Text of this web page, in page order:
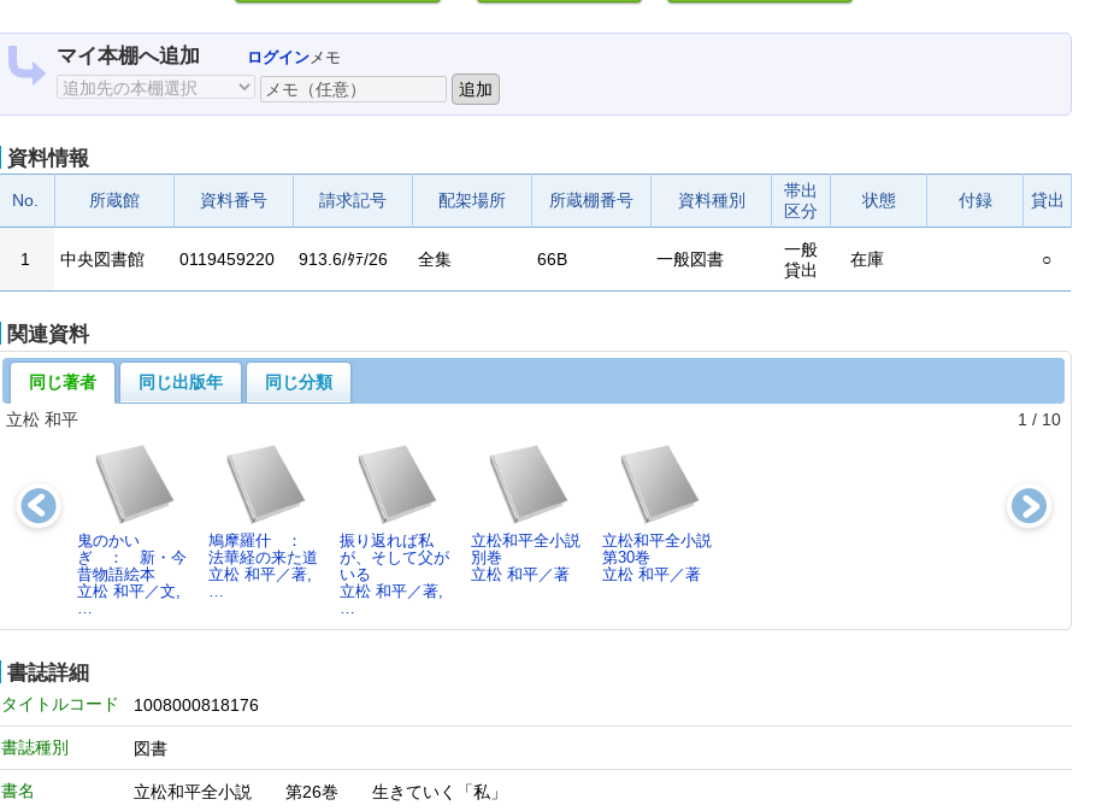
マイ本棚へ追加 ログインメモ
資料情報
No. 所蔵館 資料番号 請求記号 配架場所 所蔵棚番号 資料種別
帯出
区分
状態 付録 貸出
1 中央図書館 0119459220 913.6/ﾀﾃ/26 全集 66B 一般図書
一般
貸出
在庫 ○
関連資料
同じ著者 同じ出版年
同じ分類
立松 和平
1 / 10
鬼のかい
ぎ ： 新・今
昔物語絵本
立松 和平／文,
…
鳩摩羅什 ：
法華経の来た道
立松 和平／著,
…
振り返れば私
が、そして父が
いる
立松 和平／著,
…
立松和平全小説
別巻
立松 和平／著
立松和平全小説
第30巻
立松 和平／著
書誌詳細
タイトルコード 1008000818176
書誌種別 図書
書名 立松和平全小説 第26巻 生きていく「私」